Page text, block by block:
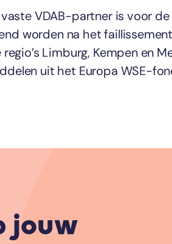
VDAB-partner is voor
worden na het
Limburg, Kempen en
uit het Europa WSE-
jouw